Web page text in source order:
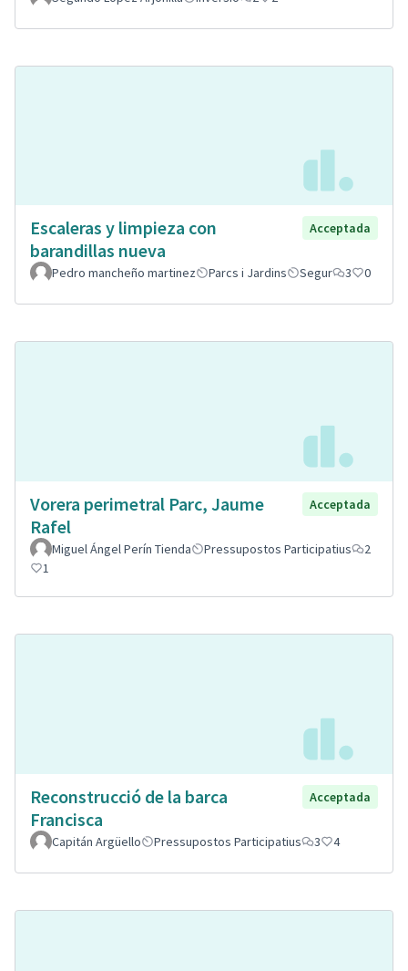
Escaleras y limpieza con
barandillas nueva
Acceptada
Pedro mancheño martinez Parcs i Jardins Segur 3 0
Vorera perimetral Parc, Jaume
Rafel
Acceptada
Miguel Ángel Perín Tienda Pressupostos Participatius
2
1
Reconstrucció de la barca
Francisca
Acceptada
Capitán Argüello Pressupostos Participatius 3 4